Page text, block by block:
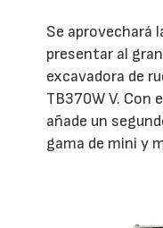
Se aprovechará
presentar al
excavadora de
TB370W V. Con
añade un
gama de mini y